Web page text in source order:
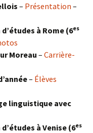
– Présentation –
à Rome (6es
Moreau – Carrière-
– Élèves
linguistique avec
à Venise (6es